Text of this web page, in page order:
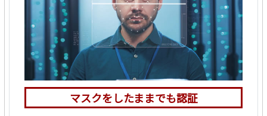
マスクをしたままでも認証